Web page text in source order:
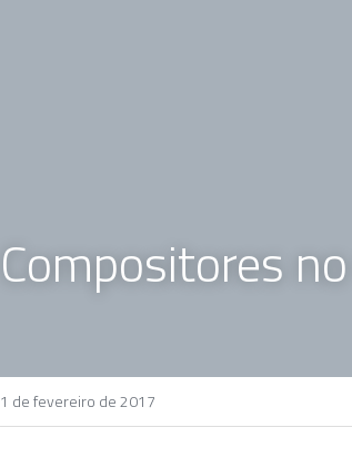
Compositores
1 de fevereiro de 2017